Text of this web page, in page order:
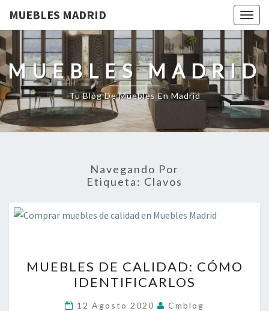
MUEBLES MADRID
MUEBLES MADRID
Tu Blog De Muebles En Madrid
Navegando Por
Etiqueta: Clavos
DE
CALIDAD:
CÓMO
MUEBLES DE CALIDAD: CÓMO
IDENTIFICARLOS
12 Agosto 2020 Cmblog